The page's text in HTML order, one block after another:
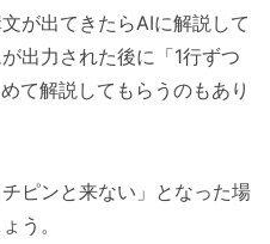
が出てきたらAIに解説して
出力された後に「1行ずつ
て解説してもらうのもあり
ピンと来ない」となった場
う。